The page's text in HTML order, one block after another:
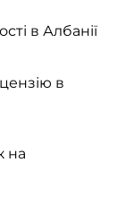
в Албанії
в
на